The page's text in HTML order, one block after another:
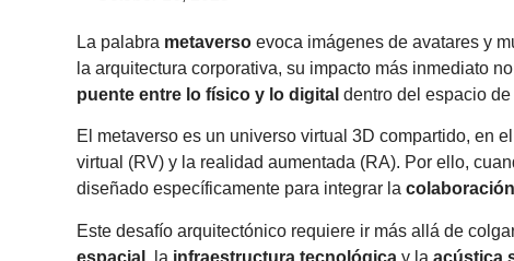
La palabra metaverso evoca imágenes de avatares y
la arquitectura corporativa, su impacto más inmediato
puente entre lo físico y lo digital dentro del espacio de
El metaverso es un universo virtual 3D compartido, en
virtual (RV) y la realidad aumentada (RA). Por ello,
diseñado específicamente para integrar la
Este desafío arquitectónico requiere ir más allá de
espacial , la infraestructura tecnológica y la acústica